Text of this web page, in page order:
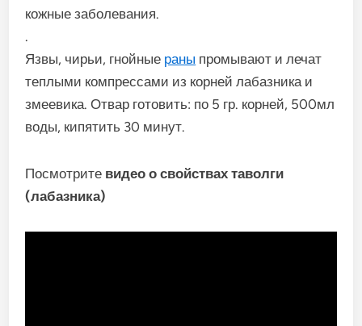
кожные заболевания.
.
Язвы, чирьи, гнойные раны промывают и лечат
теплыми компрессами из корней лабазника и
змеевика. Отвар готовить: по 5 гр. корней, 500мл
воды, кипятить 30 минут.
Посмотрите видео о свойствах таволги
(лабазника)